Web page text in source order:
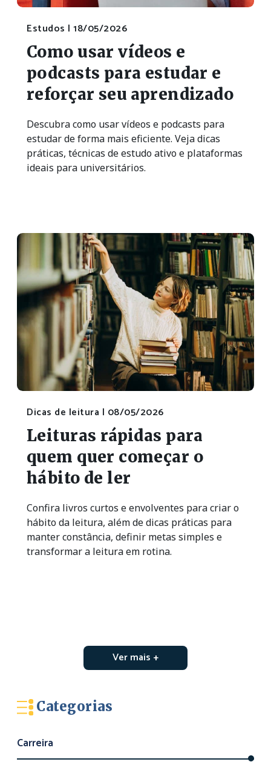
Estudos | 18/05/2026
Como usar vídeos e
podcasts para estudar e
reforçar seu aprendizado
Descubra como usar vídeos e podcasts para
estudar de forma mais eficiente. Veja dicas
práticas, técnicas de estudo ativo e plataformas
ideais para universitários.
Dicas de leitura | 08/05/2026
Leituras rápidas para
quem quer começar o
hábito de ler
Confira livros curtos e envolventes para criar o
hábito da leitura, além de dicas práticas para
manter constância, definir metas simples e
transformar a leitura em rotina.
Ver mais +
Categorias
Carreira